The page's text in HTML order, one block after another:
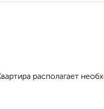
располагает